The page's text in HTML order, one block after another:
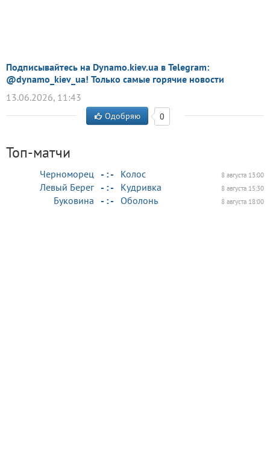
Подписывайтесь на Dynamo.kiev.ua в Telegram:
@dynamo_kiev_ua! Только самые горячие новости
13.06.2026, 11:43
Одобряю 0
Топ-матчи
Черноморец Колос
- : - 8 августа 13:00
Левый Берег Кудривка
- : - 8 августа 15:30
Буковина Оболонь
- : - 8 августа 18:00